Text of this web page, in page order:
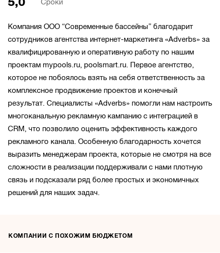
Сроки
Компания ООО “Современные бассейны” благодарит
сотрудников агентства интернет-маркетинга «Adverbs» за
квалифицированную и оперативную работу по нашим
проектам mypools.ru, poolsmart.ru. Первое агентство,
которое не побоялось взять на себя ответственность за
комплексное продвижение проектов и конечный
результат. Специалисты «Adverbs» помогли нам настроить
многоканальную рекламную кампанию с интеграцией в
CRM, что позволило оценить эффективность каждого
рекламного канала. Особенную благодарность хочется
выразить менеджерам проекта, которые не смотря на все
сложности в реализации поддерживали с нами плотную
связь и подсказали ряд более простых и экономичных
решений для наших задач.
КОМПАНИИ С ПОХОЖИМ БЮДЖЕТОМ